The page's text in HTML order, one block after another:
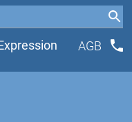
AGB phone